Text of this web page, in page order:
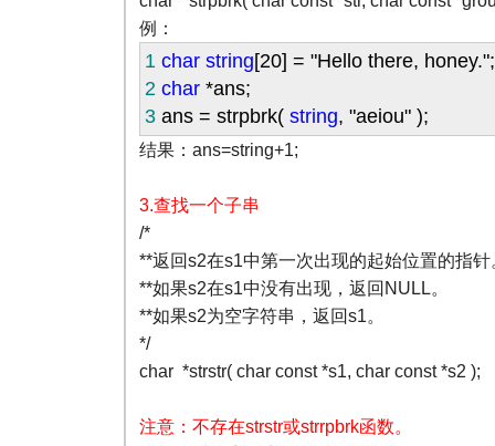
例：
1 char string[20] = "Hello there, honey.";
2 char *ans;
3 ans = strpbrk( string, "aeiou" );
结果：ans=string+1;
3.查找一个子串
/*
**返回s2在s1中第一次出现的起始位置的指针
**如果s2在s1中没有出现，返回NULL。
**如果s2为空字符串，返回s1。
*/
char *strstr( char const *s1, char const *s2 );
注意：不存在strstr或strrpbrk函数。